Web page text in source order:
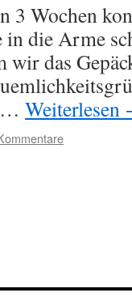
3 Wochen
in die Arme
wir das
… Weiterlesen